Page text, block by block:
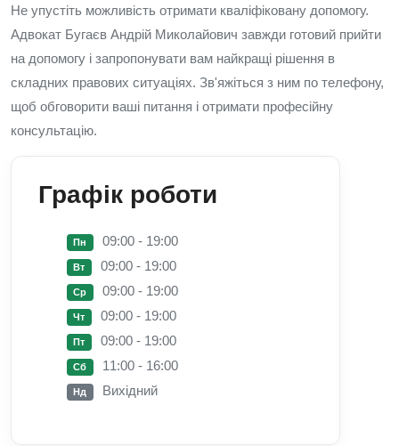
Не упустіть можливість отримати кваліфіковану допомогу.
Адвокат Бугаєв Андрій Миколайович завжди готовий прийти
на допомогу і запропонувати вам найкращі рішення в
складних правових ситуаціях. Зв'яжіться з ним по телефону,
щоб обговорити ваші питання і отримати професійну
консультацію.
Графік роботи
Пн 09:00 - 19:00
Вт 09:00 - 19:00
Ср 09:00 - 19:00
Чт 09:00 - 19:00
Пт 09:00 - 19:00
Сб 11:00 - 16:00
Нд Вихідний